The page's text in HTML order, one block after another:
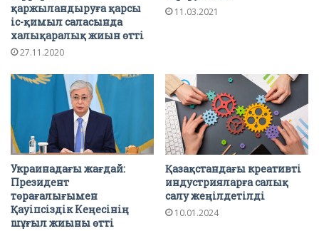
қаржыландыруға қарсы
іс-қимыл саласында
халықаралық жиын өтті
27.11.2020
11.03.2021
Украинадағы жағдай:
Президент
төрағалығымен
Қауіпсіздік Кеңесінің
шұғыл жиыны өтті
Қазақстандағы креативті
индустрияларға салық
салу жеңілдетілді
10.01.2024